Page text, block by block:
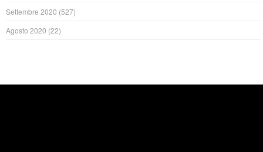
Settembre 2020 (527)
Agosto 2020 (22)